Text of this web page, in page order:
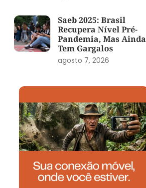
Saeb 2025: Brasil
Recupera Nível Pré-
Pandemia, Mas Ainda
Tem Gargalos
agosto 7, 2026